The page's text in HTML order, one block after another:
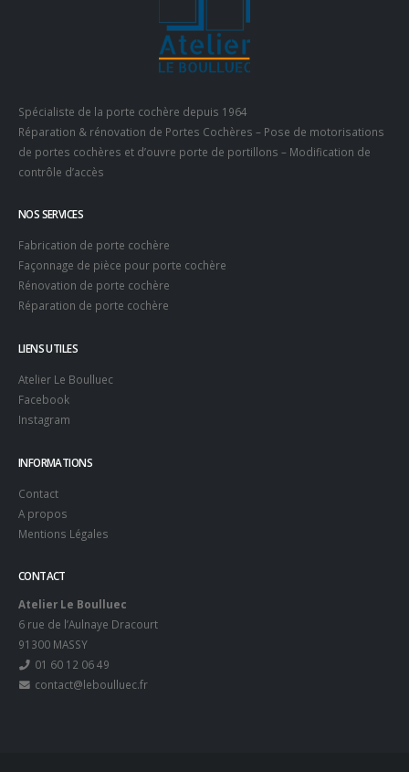
Spécialiste de la porte cochère depuis 1964
Réparation & rénovation de Portes Cochères – Pose de motorisations
de portes cochères et d’ouvre porte de portillons – Modification de
contrôle d’accès
NOS SERVICES
Fabrication de porte cochère
Façonnage de pièce pour porte cochère
Rénovation de porte cochère
Réparation de porte cochère
LIENS UTILES
Atelier Le Boulluec
Facebook
Instagram
INFORMATIONS
Contact
A propos
Mentions Légales
CONTACT
Atelier Le Boulluec
6 rue de l’Aulnaye Dracourt
91300 MASSY
01 60 12 06 49
contact@leboulluec.fr